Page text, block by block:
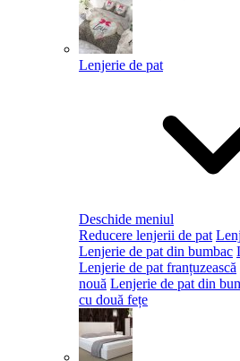
Lenjerie de pat
Deschide meniul
Reducere lenjerii de pat
Lenjerie de pat din bumbac
Lenjerie de pat franțuzească
nouă Lenjerie de pat din
cu două fețe